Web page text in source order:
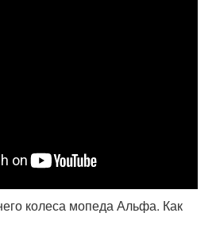
колеса мопеда Альфа. Как